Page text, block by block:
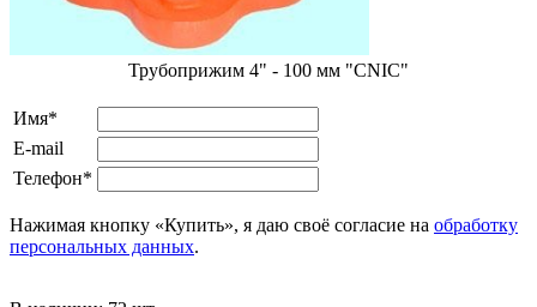
Трубоприжим 4" - 100 мм "CNIC"
Имя*
E-mail
Телефон*
Нажимая кнопку «Купить», я даю своё согласие на обработку
персональных данных.